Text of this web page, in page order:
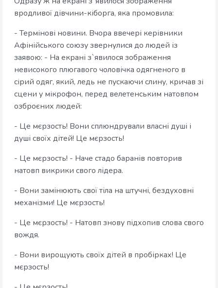
вродливої дівчини-кіборга, яка промовила:
- Термінові новини. Вчора ввечері керівники
Афінійського союзу звернулися до людей із
заявою: - На екрані з`явилося зображення
невисокого плюгавого чоловічка одягненого в
сірий одяг, який, ледь не пускаючи слину, кричав зі
сцени у мікрофон, перед велетенським натовпом
озброєних людей:
- Це мєрзость! Вони сплюндрували власні душі і
душі своїх дітей! Це мєрзость!
- Це мєрзость! - Наче стадо баранів повторив
натовп викрики свого лідера.
- Вони замінюють свої тіла на штучні, бездуховні
механізми! Це мєрзость!
- Це мєрзость! - Натовп знову підхопив слова свого
вождя.
- Вони вирощують своїх дітей в пробірках! Це
мєрзость!